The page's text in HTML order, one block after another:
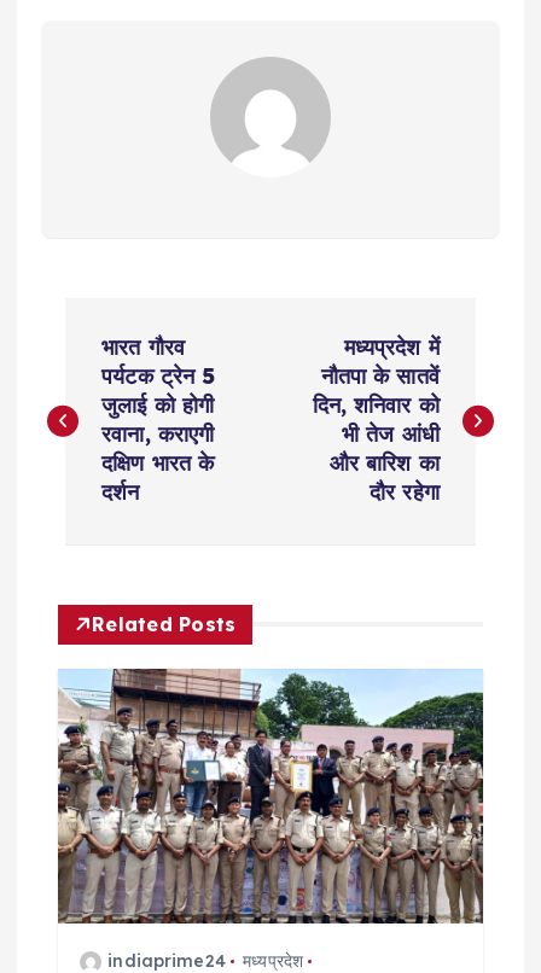
s
a
v
g
a
t
भारत गौरव
पर्यटक ट्रेन 5
जुलाई को होगी
रवाना, कराएगी
दक्षिण भारत के
दर्शन
मध्यप्रदेश में
नौतपा के सातवें
दिन, शनिवार को
भी तेज आंधी
और बारिश का
दौर रहेगा
Related Posts
indiaprime24
मध्यप्रदेश